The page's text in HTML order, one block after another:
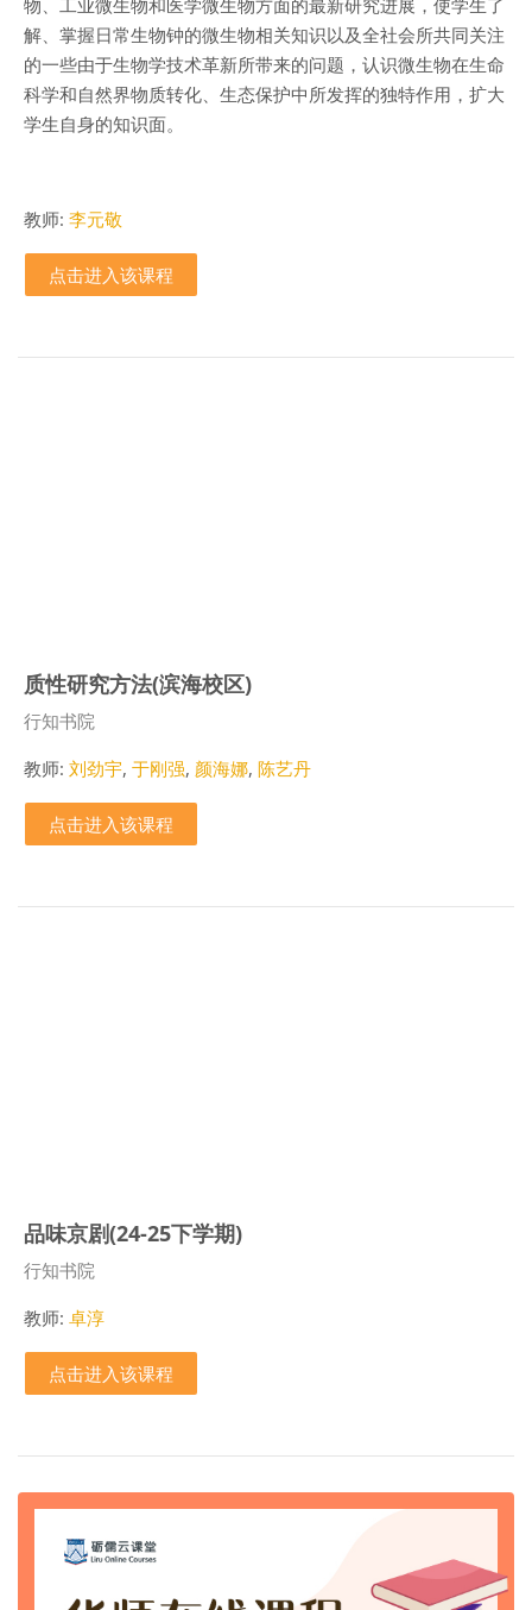
解、掌握日常生物钟的微生物相关知识以及全社会所共同关注
的一些由于生物学技术革新所带来的问题，认识微生物在生命
科学和自然界物质转化、生态保护中所发挥的独特作用，扩大
学生自身的知识面。
教师: 李元敬
点击进入该课程
质性研究方法(滨海校区)
课程类别
行知书院
教师: 刘劲宇, 于刚强, 颜海娜, 陈艺丹
点击进入该课程
品味京剧(24-25下学期)
课程类别
行知书院
教师: 卓淳
点击进入该课程